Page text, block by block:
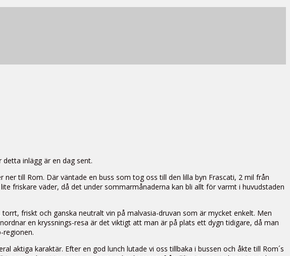
inlägg är en dag sent.
till Rom. Där väntade en buss som tog oss till den lilla byn Frascati, 2 mil från
friskare väder, då det under sommarmånaderna kan bli allt för varmt i huvudstaden
friskt och ganska neutralt vin på malvasia-druvan som är mycket enkelt. Men
en kryssnings-resa är det viktigt att man är på plats ett dygn tidigare, då man
regionen.
aktiga karaktär. Efter en god lunch lutade vi oss tillbaka i bussen och åkte till Rom´s